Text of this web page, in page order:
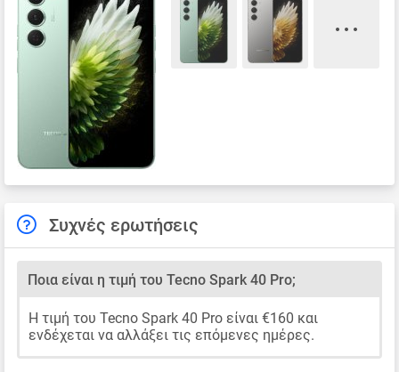
Συχνές ερωτήσεις
Ποια είναι η τιμή του Tecno Spark 40 Pro;
Η τιμή του Tecno Spark 40 Pro είναι €160 και
ενδέχεται να αλλάξει τις επόμενες ημέρες.